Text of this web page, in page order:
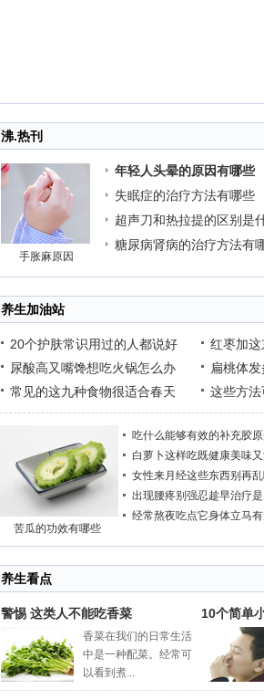
沸.热刊
手胀麻原因
年轻人头晕的原因有哪些
失眠症的治疗方法有哪些
超声刀和热拉提的区别是
糖尿病肾病的治疗方法有
养生加油站
20个护肤常识用过的人都说好
尿酸高又嘴馋想吃火锅怎么办
常见的这九种食物很适合春天
红枣加
扁桃体
这些方
苦瓜的功效有哪些
吃什么能够有效的补充胶原
白萝卜这样吃既健康美味
女性来月经这些东西别再乱
出现腰疼别强忍趁早治疗
经常熬夜吃点它身体立马
养生看点
警惕 这类人不能吃香菜
香菜在我们的日常生活
中是一种配菜。经常可
以看到煮...
10个简单